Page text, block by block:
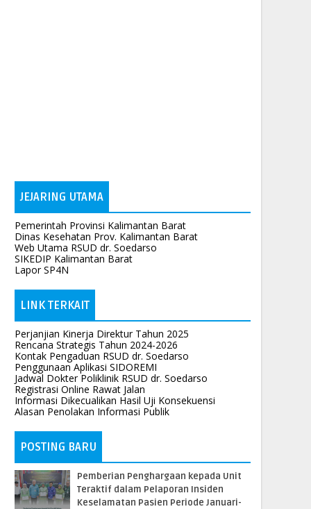
JEJARING UTAMA
Pemerintah Provinsi Kalimantan Barat
Dinas Kesehatan Prov. Kalimantan Barat
Web Utama RSUD dr. Soedarso
SIKEDIP Kalimantan Barat
Lapor SP4N
LINK TERKAIT
Perjanjian Kinerja Direktur Tahun 2025
Rencana Strategis Tahun 2024-2026
Kontak Pengaduan RSUD dr. Soedarso
Penggunaan Aplikasi SIDOREMI
Jadwal Dokter Poliklinik RSUD dr. Soedarso
Registrasi Online Rawat Jalan
Informasi Dikecualikan Hasil Uji Konsekuensi
Alasan Penolakan Informasi Publik
POSTING BARU
Pemberian Penghargaan kepada Unit
Teraktif dalam Pelaporan Insiden
Keselamatan Pasien Periode Januari-